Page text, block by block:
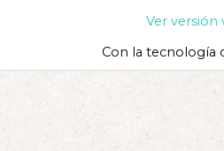
Ver versión
Con la tecnología